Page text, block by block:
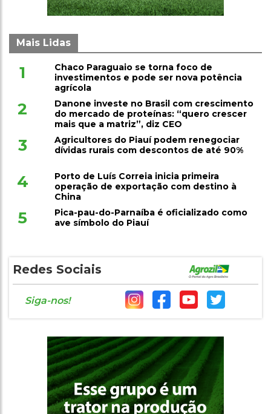
1
Chaco Paraguaio se torna foco de
investimentos e pode ser nova potência
agrícola
Danone investe no Brasil com crescimento
do mercado de proteínas: “quero crescer
mais que a matriz”, diz CEO
Agricultores do Piauí podem renegociar
dívidas rurais com descontos de até 90%
operação de exportação com destino à
China
Pica-pau-do-Parnaíba é oficializado como
ave símbolo do Piauí
Redes Sociais
Siga-nos!